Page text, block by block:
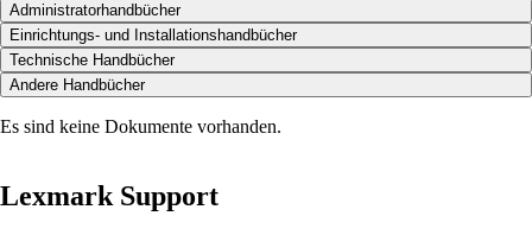
Administratorhandbücher
Einrichtungs- und Installationshandbücher
Technische Handbücher
Andere Handbücher
Es sind keine Dokumente vorhanden.
Lexmark Support